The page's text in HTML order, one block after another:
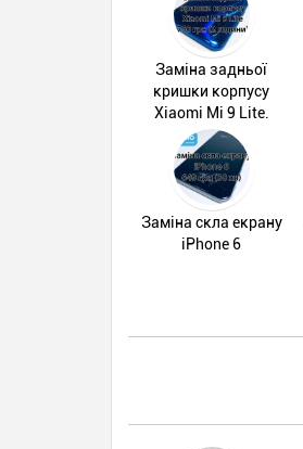
Заміна задньої
кришки корпусу
Xiaomi Mi 9 Lite.
Заміна скла екрану
iPhone 6